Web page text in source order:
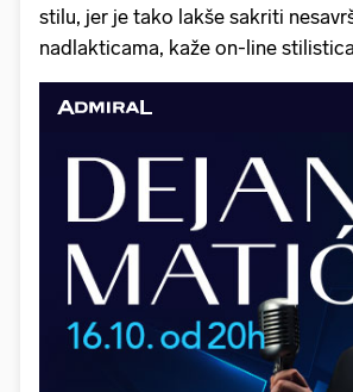
stilu, jer je tako lakše sakriti
nadlakticama, kaže on-line